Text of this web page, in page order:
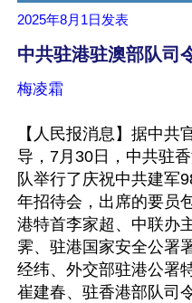
2025年8月1日 发表
中共驻港驻澳部队司
梅凌霜
【人民报消息】据中共
导，7月30日，中共驻
队举行了庆祝中共建军
年招待会，出席的要员
港特首李家超、中联办
霁、驻港国家安全公署
经纬、外交部驻港公署
崔建春、驻香港部队司